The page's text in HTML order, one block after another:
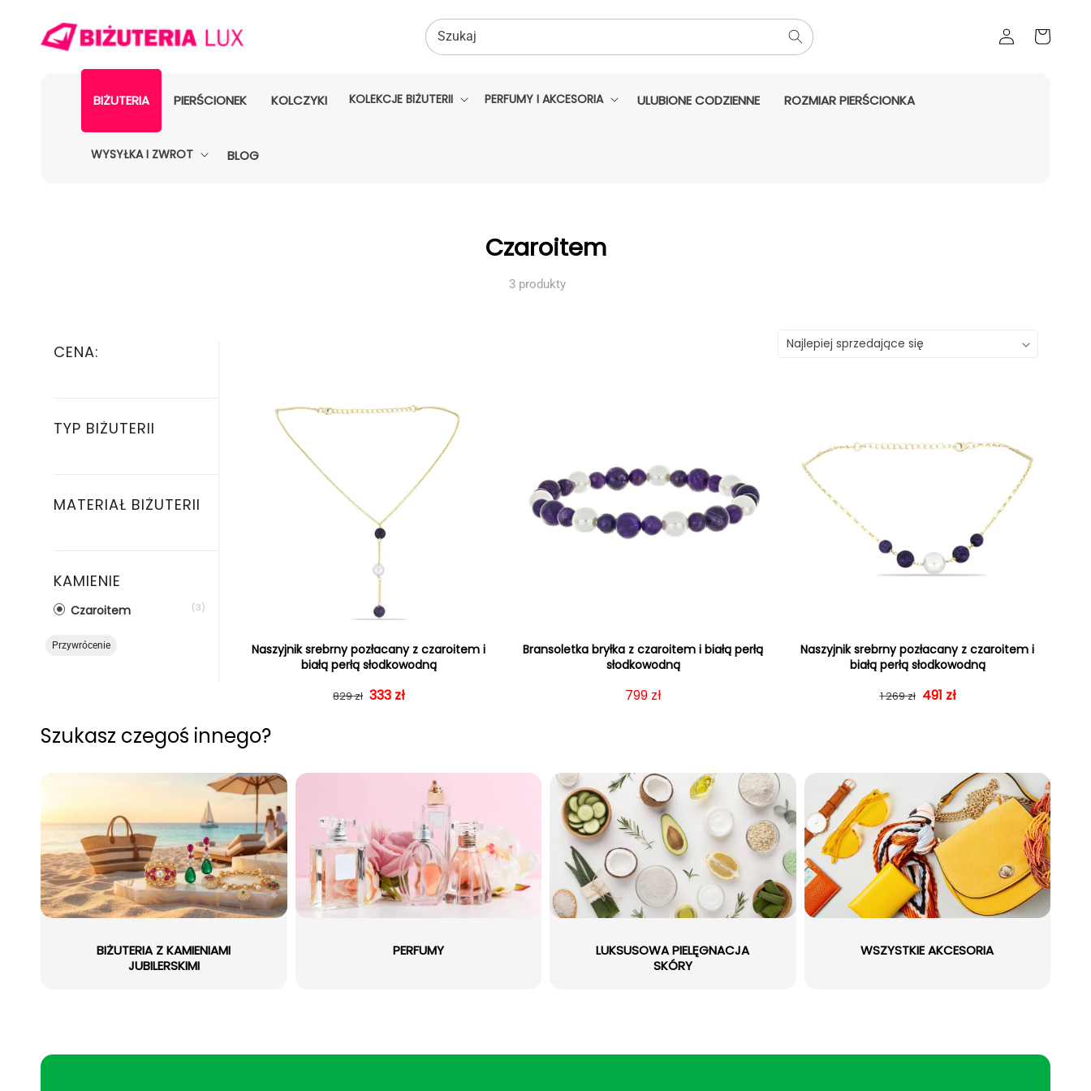
Zaloguj
się
Koszyk
Szukaj
BIŻUTERIA PIERŚCIONEK KOLCZYKI KOLEKCJE BIŻUTERII PERFUMY I AKCESORIA ULUBIONE CODZIENNE ROZMIAR PIERŚCIONKA
WYSYŁKA I ZWROT BLOG
Kolekcja:
Czaroitem
3 produkty
Naszyjnik srebrny pozłacany z czaroitem i
białą perłą słodkowodną
Cena regularna
829 zł Cena sprzedaży
333 zł
Bransoletka bryłka z czaroitem i białą perłą
słodkowodną
Cena regularna
799 zł
Naszyjnik srebrny pozłacany z czaroitem i
białą perłą słodkowodną
Cena regularna
1 269 zł Cena sprzedaży
491 zł
CENA:
TYP BIŻUTERII
MATERIAŁ BIŻUTERII
KAMIENIE
Czaroitem (3)
Przywrócenie
Szukasz czegoś innego?
BIŻUTERIA Z KAMIENIAMI
JUBILERSKIMI
PERFUMY
LUKSUSOWA PIELĘGNACJA
SKÓRY
WSZYSTKIE AKCESORIA